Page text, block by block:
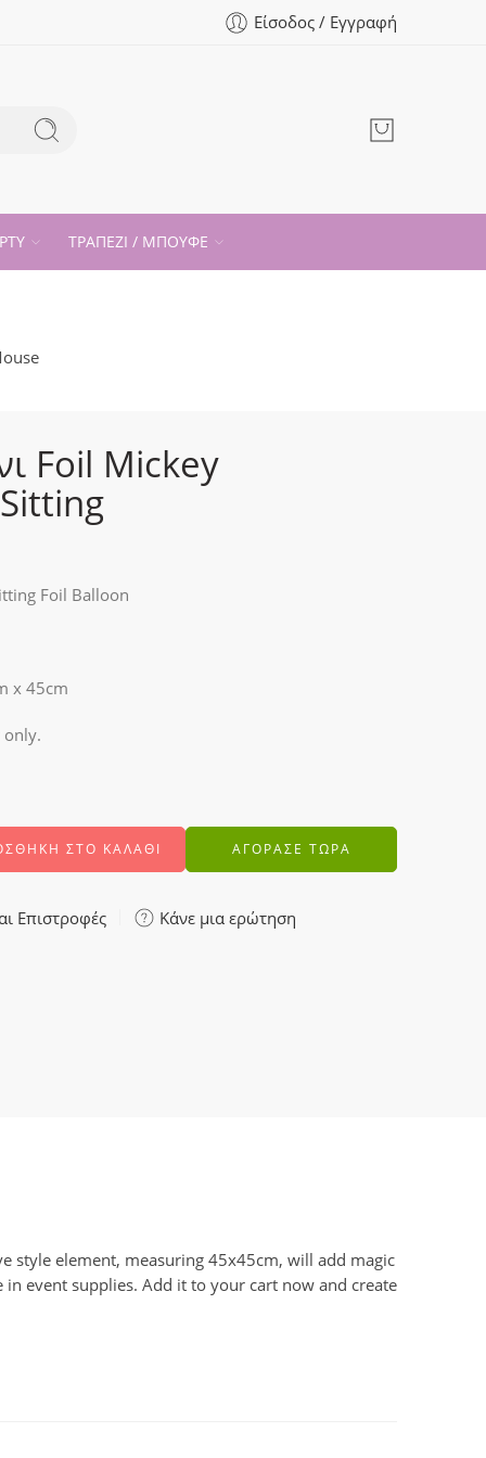
Είσοδος / Εγγραφή
ΤΡΑΠΕΖΙ / ΜΠΟΥΦΕ
Foil Mickey
Foil Balloon
x 45cm
ΣΤΟ ΚΑΛΆΘΙ ΑΓΟΡΑΣΕ ΤΩΡΑ
Επιστροφές Κάνε μια ερώτηση
style element, measuring 45x45cm, will add magic
event supplies. Add it to your cart now and create